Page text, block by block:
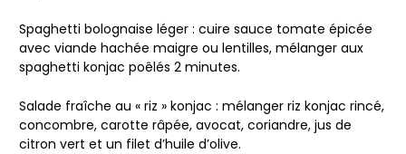
Spaghetti bolognaise léger : cuire sauce tomate épicée
avec viande hachée maigre ou lentilles, mélanger aux
spaghetti konjac poêlés 2 minutes.
Salade fraîche au « riz » konjac : mélanger riz konjac rincé,
concombre, carotte râpée, avocat, coriandre, jus de
citron vert et un filet d’huile d’olive.